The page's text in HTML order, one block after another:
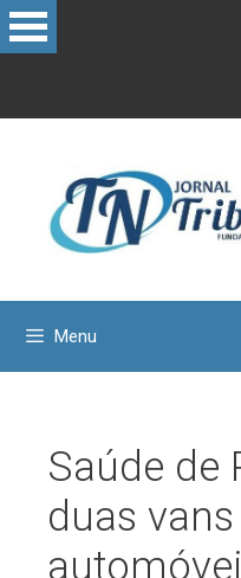
Menu
Saúde de
duas